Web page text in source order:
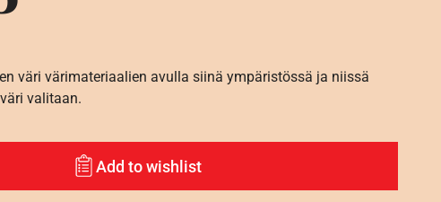
väri värimateriaalien avulla siinä ympäristössä ja niissä
valitaan.
Add to wishlist